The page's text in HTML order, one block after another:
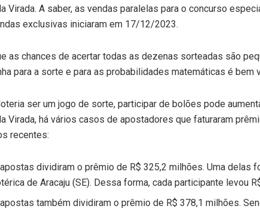
Virada. A saber, as vendas paralelas para o concurso
exclusivas iniciaram em 17/12/2023.
as chances de acertar todas as dezenas sorteadas são
para a sorte e para as probabilidades matemáticas é bem
ser um jogo de sorte, participar de bolões pode
Virada, há vários casos de apostadores que faturaram
recentes:
dividiram o prêmio de R$ 325,2 milhões. Uma delas
de Aracaju (SE). Dessa forma, cada participante levou
também dividiram o prêmio de R$ 378,1 milhões.